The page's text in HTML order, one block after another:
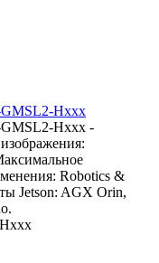
Hxxx
Hxxx -
Robotics &
Jetson: AGX Orin,